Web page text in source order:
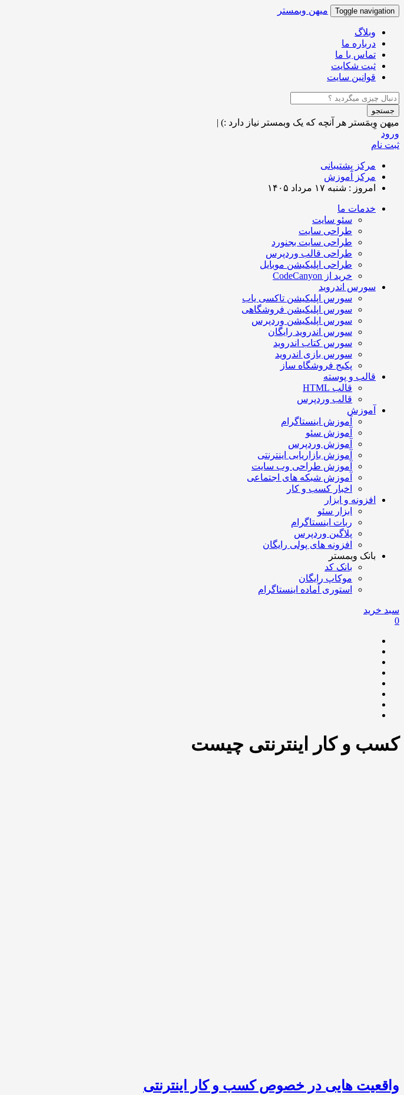
Toggle navigation میهن وبمستر
وبلاگ
درباره ما
تماس با ما
ثبت شکایت
قوانین سایت
جستجو
میهن وِبمَستر هر آنچه که یک وبمستر نیاز دارد :) |
ورود
ثبت نام
مرکز پشتیبانی
مرکز آموزش
امروز : شنبه ۱۷ مرداد ۱۴۰۵
خدمات ما
سئو سایت
طراحی سایت
طراحی سایت بجنورد
طراحی قالب وردپرس
طراحی اپلیکیشن موبایل
خرید از CodeCanyon
سورس اندروید
سورس اپلیکیشن تاکسی یاب
سورس اپلیکیشن فروشگاهی
سورس اپلیکیشن وردپرس
سورس اندروید رایگان
سورس کتاب اندروید
سورس بازی اندروید
پکیج فروشگاه ساز
قالب و پوسته
قالب HTML
قالب وردپرس
آموزش
آموزش اینستاگرام
آموزش سئو
آموزش وردپرس
آموزش بازاریابی اینترنتی
آموزش طراحی وب سایت
آموزش شبکه های اجتماعی
اخبار کسب و کار
افزونه و ابزار
ابزار سئو
ربات اینستاگرام
پلاگین وردپرس
افزونه های پولی رایگان
بانک وبمستر
بانک کد
موکاپ رایگان
استوری آماده اینستاگرام
سبد خرید
0
کسب و کار اینترنتی چیست
واقعیت هایی در خصوص کسب و کار اینترنتی